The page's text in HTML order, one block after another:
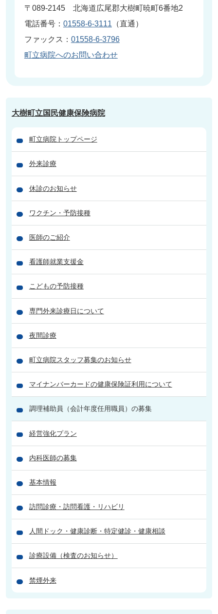
〒089-2145 北海道広尾郡大樹町暁町6番地2
電話番号： 01558-6-3111 （直通）
ファックス： 01558-6-3796
町立病院へのお問い合わせ
大樹町立国民健康保険病院
町立病院トップページ
外来診療
休診のお知らせ
ワクチン・予防接種
医師のご紹介
看護師就業支援金
こどもの予防接種
専門外来診療日について
夜間診療
町立病院スタッフ募集のお知らせ
マイナンバーカードの健康保険証利用について
調理補助員（会計年度任用職員）の募集
経営強化プラン
内科医師の募集
基本情報
訪問診療・訪問看護・リハビリ
人間ドック・健康診断・特定健診・健康相談
診療設備（検査のお知らせ）
禁煙外来